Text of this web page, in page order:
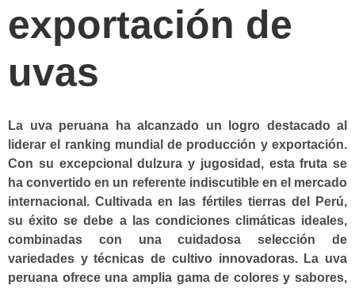
exportación de
uvas
La uva peruana ha alcanzado un logro destacado al
liderar el ranking mundial de producción y exportación.
Con su excepcional dulzura y jugosidad, esta fruta se
ha convertido en un referente indiscutible en el mercado
internacional. Cultivada en las fértiles tierras del Perú,
su éxito se debe a las condiciones climáticas ideales,
combinadas con una cuidadosa selección de
variedades y técnicas de cultivo innovadoras. La uva
peruana ofrece una amplia gama de colores y sabores,